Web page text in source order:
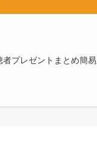
者プレゼントまとめ簡